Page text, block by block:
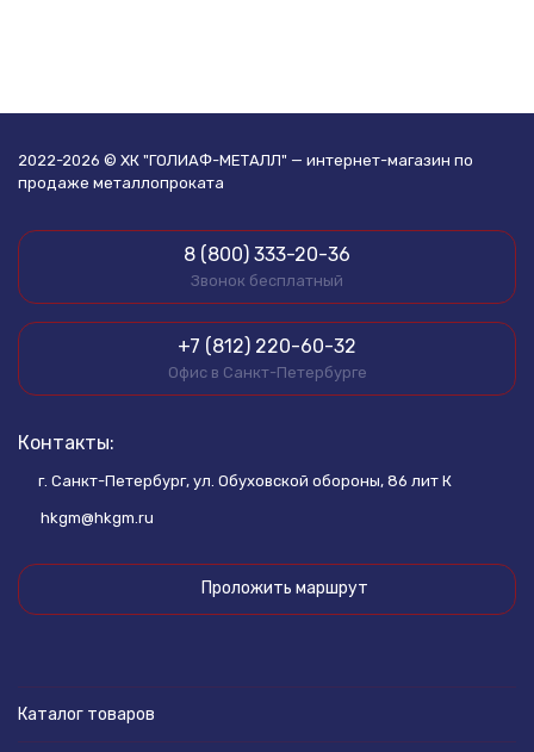
2022-2026 © ХК "ГОЛИАФ-МЕТАЛЛ" — интернет-магазин по
продаже металлопроката
8 (800) 333-20-36
Звонок бесплатный
+7 (812) 220-60-32
Офис в Санкт-Петербурге
Контакты:
г. Санкт-Петербург, ул. Обуховской обороны, 86 лит К
hkgm@hkgm.ru
Проложить маршрут
Каталог товаров